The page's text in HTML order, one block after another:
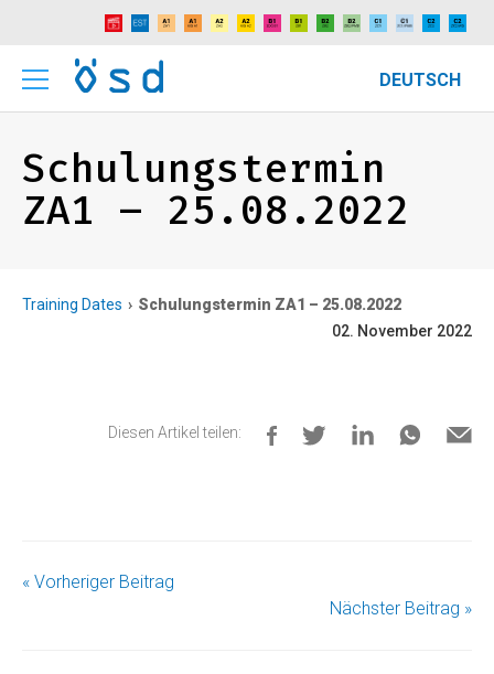
DEUTSCH
Schulungstermin
ZA1 – 25.08.2022
Training Dates
Schulungstermin ZA1 – 25.08.2022
02. November 2022
Diesen Artikel teilen:
« Vorheriger Beitrag
Nächster Beitrag »